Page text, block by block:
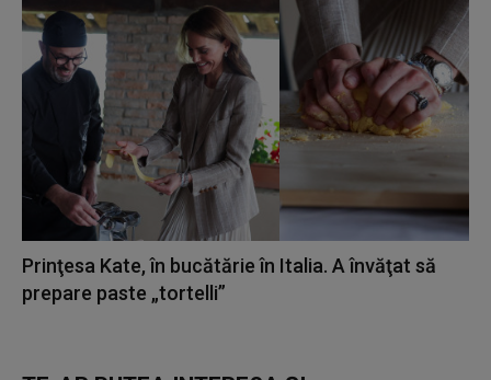
Prinţesa Kate, în bucătărie în Italia. A învăţat să
prepare paste „tortelli”